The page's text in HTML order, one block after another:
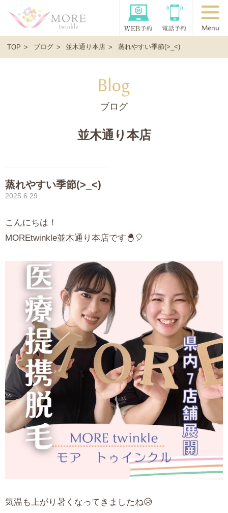
TOP ブログ 並木通り本店 蒸れやすい季節(>_<)
ブログ
並木通り本店
蒸れやすい季節(>_<)
2025.6.29
こんにちは！
MOREtwinkle並木通り本店です🐣🎈
気温も上がり暑くなってきましたね😥